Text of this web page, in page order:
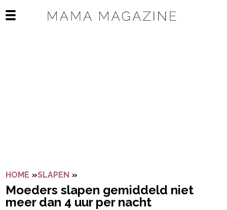
Open het mobiele menu
HOME »SLAPEN »
Moeders slapen gemiddeld niet
meer dan 4 uur per nacht